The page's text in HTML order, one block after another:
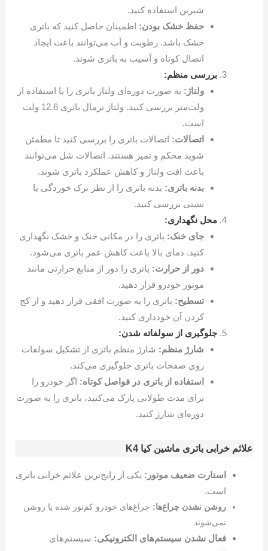
شیرین استفاده کنید.
حفظ خشک بودن: اطمینان حاصل کنید که باتری
خشک باشد. رطوبت و آب می‌توانند باعث ایجاد
اتصال کوتاه و آسیب به باتری شوند.
بررسی منظم:
ولتاژ: به صورت دوره‌ای ولتاژ باتری را با استفاده از
ولت‌متر بررسی کنید. ولتاژ نرمال باتری 12.6 ولت
است.
اتصالات: اتصالات باتری را بررسی کنید تا مطمئن
شوید محکم و تمیز هستند. اتصالات شل می‌توانند
باعث افت ولتاژ و کاهش عملکرد باتری شوند.
بدنه باتری: بدنه باتری را از نظر ترک خوردگی یا
نشتی بررسی کنید.
محل نگهداری:
جای خنک: باتری را در مکانی خنک و خشک نگهداری
کنید. دمای بالا باعث کاهش عمر باتری می‌شود.
دور از حرارت: باتری را دور از منابع حرارتی مانند
موتور خودرو قرار دهید.
تسطیح: باتری را به صورت افقی قرار دهید و از کج
کردن آن خودداری کنید.
جلوگیری از سولفاته شدن:
شارژ منظم: شارژ منظم باتری از تشکیل سولفات
روی صفحات باتری جلوگیری می‌کند.
استفاده از باتری در فواصل کوتاه: اگر خودرو را
برای مدت طولانی پارک می‌کنید، باتری را به صورت
دوره‌ای شارژ کنید.
علائم خرابی باتری ماشین کیا K4
استارت ضعیف موتور: یکی از رایج‌ترین علائم خرابی باتری
است.
روشن نشدن چراغ‌ها: چراغ‌های خودرو کم‌نور شده یا روشن
نمی‌شوند.
فعال نشدن سیستم‌های الکترونیکی: سیستم‌های